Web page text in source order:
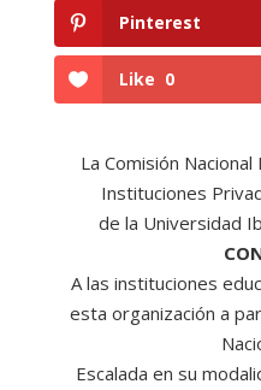
Pinterest
Like 0
La Comisión
Instituciones
de la Universidad
A las instituciones
esta organización a
Escalada en su